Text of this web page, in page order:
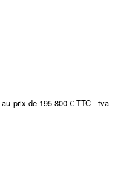
au prix de 195 800 € TTC - tva